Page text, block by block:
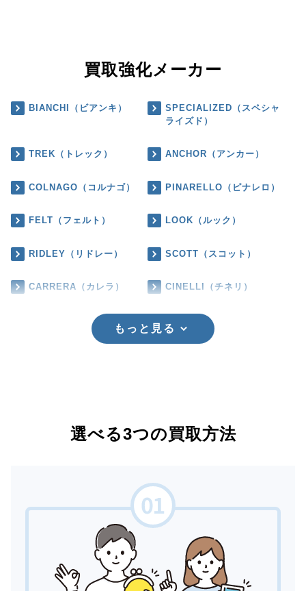
買取強化メーカー
BIANCHI（ビアンキ）
SPECIALIZED（スペシャ
ライズド）
TREK（トレック） ANCHOR（アンカー）
COLNAGO（コルナゴ） PINARELLO（ピナレロ）
FELT（フェルト） LOOK（ルック）
RIDLEY（リドレー） SCOTT（スコット）
CARRERA（カレラ） CINELLI（チネリ）
もっと見る
選べる3つの買取方法